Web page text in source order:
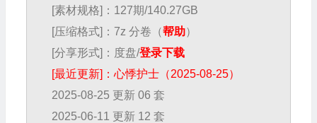
[素材规格]：127期/140.27GB
[压缩格式]：7z 分卷（帮助）
[分享形式]：度盘/登录下载
[最近更新]：心悸护士（2025-08-25）
2025-08-25 更新 06 套
2025-06-11 更新 12 套